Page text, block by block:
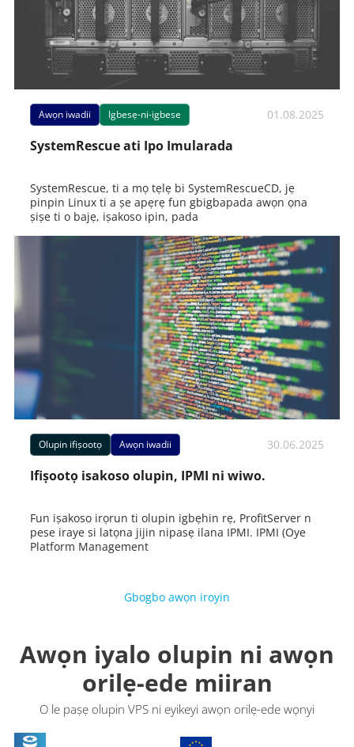
Awọn iwadii Igbesẹ-ni-igbese 01.08.2025
SystemRescue ati Ipo Imularada
SystemRescue, ti a mọ tẹlẹ bi SystemRescueCD, jẹ
pinpin Linux ti a ṣe apẹrẹ fun gbigbapada awọn ọna
ṣiṣe ti o bajẹ, iṣakoso ipin, pada
Olupin ifiṣootọ Awọn iwadii 30.06.2025
Ifiṣootọ isakoso olupin, IPMI ni wiwo.
Fun iṣakoso irọrun ti olupin igbẹhin rẹ, ProfitServer n
pese iraye si latọna jijin nipasẹ ilana IPMI. IPMI (Oye
Platform Management
Gbogbo awọn iroyin
Awọn iyalo olupin ni awọn
orilẹ-ede miiran
O le paṣẹ olupin VPS ni eyikeyi awọn orilẹ-ede wọnyi